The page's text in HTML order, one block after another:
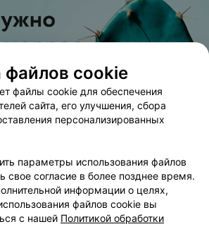
проекта
Размещение рекламы
договор
Способы оплаты
по использованию сервиса
файлов cookie
файлы cookie для обеспечения
сайта, его улучшения, сбора
персонализированных
параметры использования файлов
свое согласие в более позднее время.
информации о целях,
файлов cookie вы
с нашей Политикой обработки